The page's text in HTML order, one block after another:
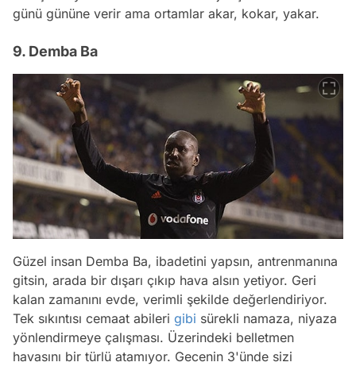
günü gününe verir ama ortamlar akar, kokar, yakar.
9. Demba Ba
Güzel insan Demba Ba, ibadetini yapsın, antrenmanına
gitsin, arada bir dışarı çıkıp hava alsın yetiyor. Geri
kalan zamanını evde, verimli şekilde değerlendiriyor.
Tek sıkıntısı cemaat abileri gibi sürekli namaza, niyaza
yönlendirmeye çalışması. Üzerindeki belletmen
havasını bir türlü atamıyor. Gecenin 3'ünde sizi